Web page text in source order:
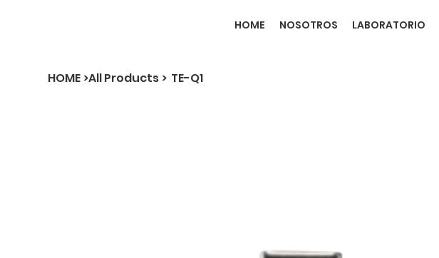
HOME NOSOTROS LABORATORIO
HOME>All Products> TE-Q1